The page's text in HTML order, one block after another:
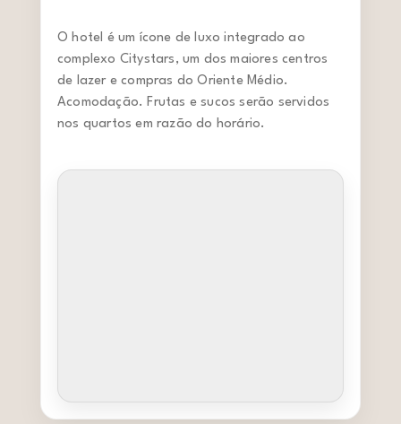
O hotel é um ícone de luxo integrado ao
complexo Citystars, um dos maiores centros
de lazer e compras do Oriente Médio.
Acomodação. Frutas e sucos serão servidos
nos quartos em razão do horário.